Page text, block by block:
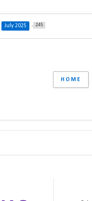
July 2025 245
HOME